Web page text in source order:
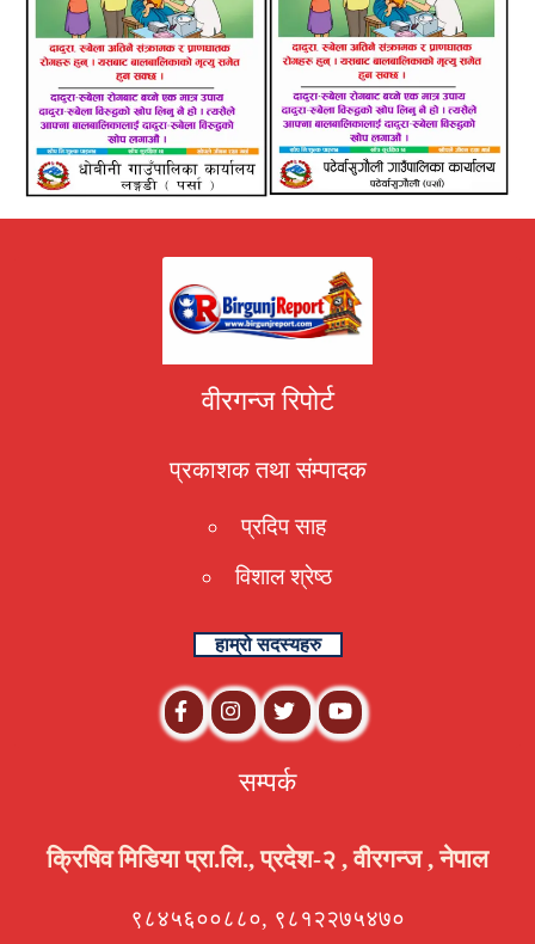
वीरगन्ज रिपोर्ट
प्रकाशक तथा संम्पादक
प्रदिप साह
विशाल श्रेष्ठ
हाम्रो सदस्यहरु
सम्पर्क
क्रिषिव मिडिया प्रा.लि., प्रदेश-२ , वीरगन्ज , नेपाल
९८४५६००८८०, ९८१२२७५४७०